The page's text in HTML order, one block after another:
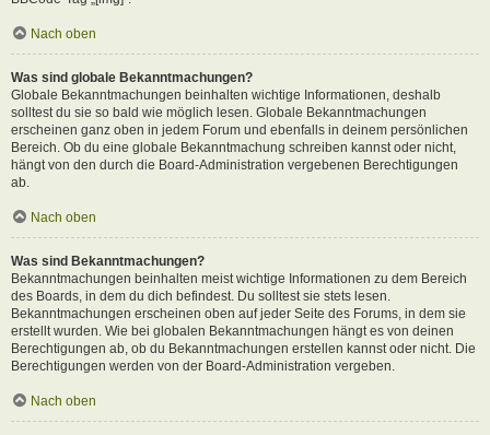
Nach oben
Was sind globale Bekanntmachungen?
Globale Bekanntmachungen beinhalten wichtige Informationen, deshalb
solltest du sie so bald wie möglich lesen. Globale Bekanntmachungen
erscheinen ganz oben in jedem Forum und ebenfalls in deinem persönlichen
Bereich. Ob du eine globale Bekanntmachung schreiben kannst oder nicht,
hängt von den durch die Board-Administration vergebenen Berechtigungen
ab.
Nach oben
Was sind Bekanntmachungen?
Bekanntmachungen beinhalten meist wichtige Informationen zu dem Bereich
des Boards, in dem du dich befindest. Du solltest sie stets lesen.
Bekanntmachungen erscheinen oben auf jeder Seite des Forums, in dem sie
erstellt wurden. Wie bei globalen Bekanntmachungen hängt es von deinen
Berechtigungen ab, ob du Bekanntmachungen erstellen kannst oder nicht. Die
Berechtigungen werden von der Board-Administration vergeben.
Nach oben